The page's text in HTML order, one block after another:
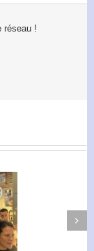
réseau !
Accélérateur de
l’engagement
Next